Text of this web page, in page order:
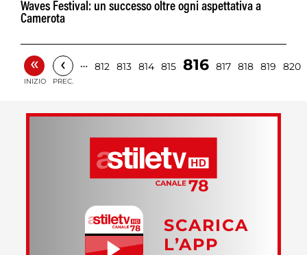
Waves Festival: un successo oltre ogni aspettativa a
Camerota
«
INIZIO
‹
PREC.
… 812 813 814 815 816 817 818 819 820
SCARICA
L’APP